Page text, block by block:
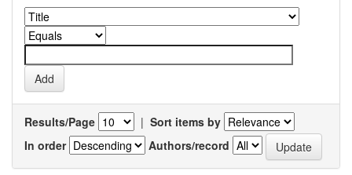
Results/Page | Sort items by
In order
Authors/record